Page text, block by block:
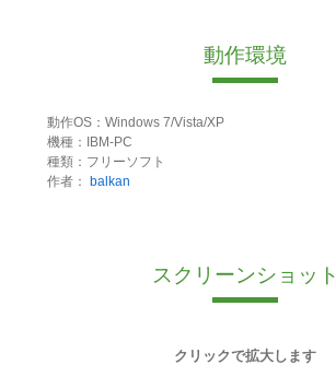
動作環境
動作OS：Windows 7/Vista/XP
機種：IBM-PC
種類：フリーソフト
作者：
balkan
スクリーンショット
クリックで拡大します